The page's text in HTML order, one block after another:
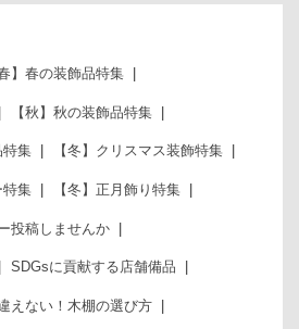
春】春の装飾品特集
【秋】秋の装飾品特集
特集 【冬】クリスマス装飾特集
特集 【冬】正月飾り特集
投稿しませんか
SDGsに貢献する店舗備品
えない！木棚の選び方